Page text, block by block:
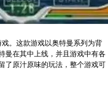
。这款游戏以奥特曼系列为背
曼在其中上线，并且游戏中有各
了原汁原味的玩法，整个游戏可